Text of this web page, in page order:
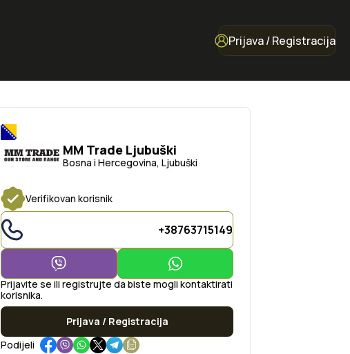
Prijava / Registracija
MM Trade Ljubuški
Bosna i Hercegovina, Ljubuški
Verifikovan korisnik
+38763715149
Prijavite se ili registrujte da biste mogli kontaktirati
korisnika.
Prijava / Registracija
Podijeli